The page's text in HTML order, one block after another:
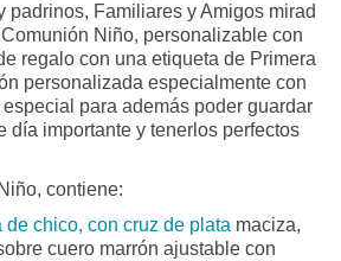
padrinos, Familiares y Amigos mirad
Niño, personalizable con
regalo con una etiqueta de Primera
personalizada especialmente con
para además poder guardar
día importante y tenerlos perfectos
contiene:
de chico, con cruz de plata maciza,
cuero marrón ajustable con